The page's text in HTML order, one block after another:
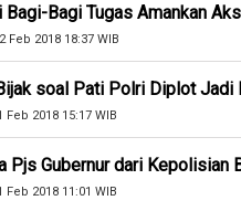
Bagi-Bagi Tugas Amankan
Feb 2018 18:37 WIB
soal Pati Polri Diplot Jadi
Feb 2018 15:17 WIB
Pjs Gubernur dari Kepolisian
Feb 2018 11:01 WIB